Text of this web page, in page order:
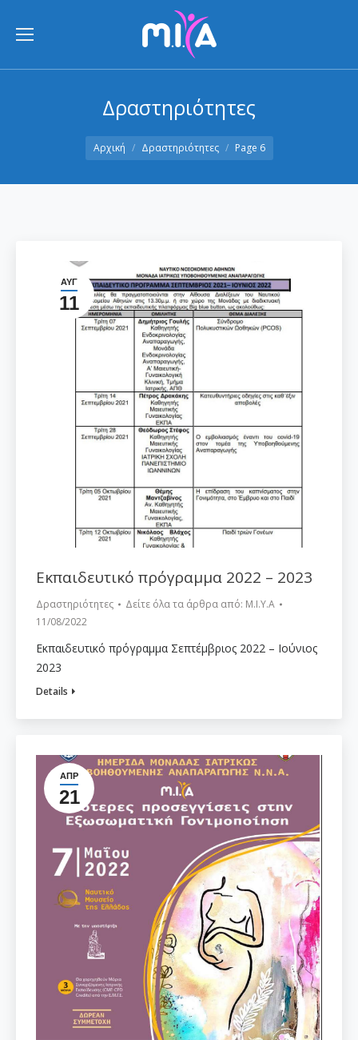
Δραστηριότητες
Αρχική Δραστηριότητες Page 6
ΑΥΓ
11
Εκπαιδευτικό πρόγραμμα 2022 – 2023
Δραστηριότητες Δείτε όλα τα άρθρα από: Μ.Ι.Υ.Α
11/08/2022
Εκπαιδευτικό πρόγραμμα Σεπτέμβριος 2022 – Ιούνιος
2023
Details
ΑΠΡ
21